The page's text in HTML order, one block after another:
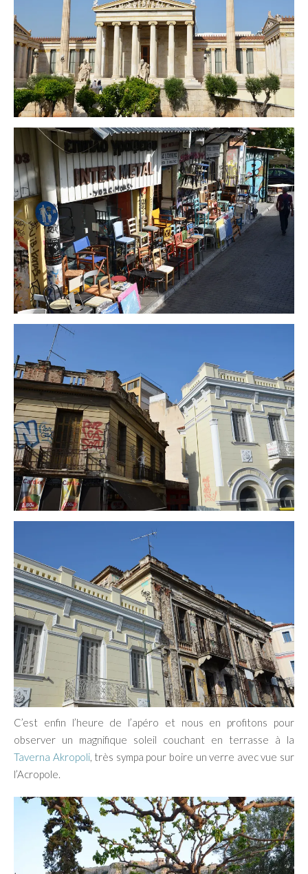
C’est enfin l’heure de l’apéro et nous en profitons pour
observer un magnifique soleil couchant en terrasse à la
Taverna Akropoli, très sympa pour boire un verre avec vue sur
l’Acropole.